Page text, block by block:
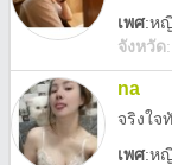
เพศ:ห
จังหวัด:
na
จริงใจ
เพศ:ห